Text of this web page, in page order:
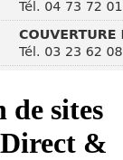
de sites
&